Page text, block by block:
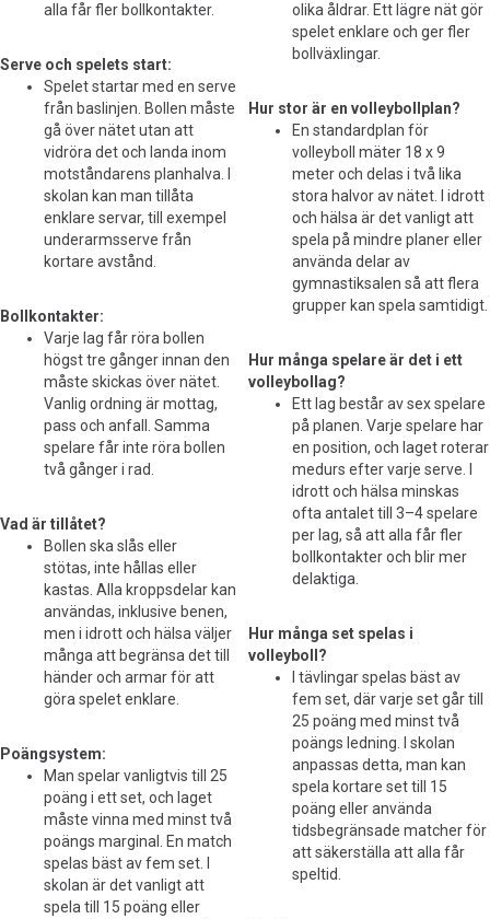
alla får fler bollkontakter.
Serve och spelets start:
Spelet startar med en serve
från baslinjen. Bollen måste
gå över nätet utan att
vidröra det och landa inom
motståndarens planhalva. I
skolan kan man tillåta
enklare servar, till exempel
underarmsserve från
kortare avstånd.
Bollkontakter:
Varje lag får röra bollen
högst tre gånger innan den
måste skickas över nätet.
Vanlig ordning är mottag,
pass och anfall. Samma
spelare får inte röra bollen
två gånger i rad.
Vad är tillåtet?
Bollen ska slås eller
stötas, inte hållas eller
kastas. Alla kroppsdelar kan
användas, inklusive benen,
men i idrott och hälsa väljer
många att begränsa det till
händer och armar för att
göra spelet enklare.
Poängsystem:
Man spelar vanligtvis till 25
poäng i ett set, och laget
måste vinna med minst två
poängs marginal. En match
spelas bäst av fem set. I
skolan är det vanligt att
spela till 15 poäng eller
olika åldrar. Ett lägre nät gör
spelet enklare och ger fler
bollväxlingar.
Hur stor är en volleybollplan?
En standardplan för
volleyboll mäter 18 x 9
meter och delas i två lika
stora halvor av nätet. I idrott
och hälsa är det vanligt att
spela på mindre planer eller
använda delar av
gymnastiksalen så att flera
grupper kan spela samtidigt.
Hur många spelare är det i ett
volleybollag?
Ett lag består av sex spelare
på planen. Varje spelare har
en position, och laget roterar
medurs efter varje serve. I
idrott och hälsa minskas
ofta antalet till 3–4 spelare
per lag, så att alla får fler
bollkontakter och blir mer
delaktiga.
Hur många set spelas i
volleyboll?
I tävlingar spelas bäst av
fem set, där varje set går till
25 poäng med minst två
poängs ledning. I skolan
anpassas detta, man kan
spela kortare set till 15
poäng eller använda
tidsbegränsade matcher för
att säkerställa att alla får
speltid.